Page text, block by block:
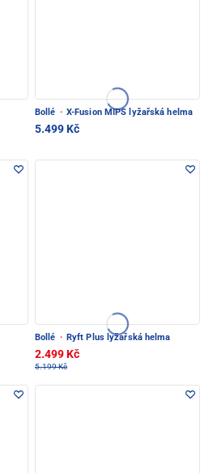
Bollé · X-Fusion MIPS lyžařská helma
5.499 Kč
Bollé · Ryft Plus lyžařská helma
2.499 Kč
5.199 Kč